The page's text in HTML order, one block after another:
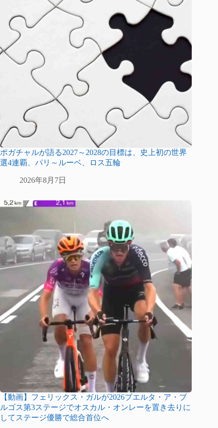
ポガチャルが語る2027～2028の目標は、史上初の世界
選4連覇、パリ～ルーベ、ロス五輪
2026年8月7日
【動画】フェリックス・ガルが2026ブエルタ・ア・ブ
ルゴス第3ステージでオスカル・オンレーを置き去りに
してステージ優勝で総合首位へ